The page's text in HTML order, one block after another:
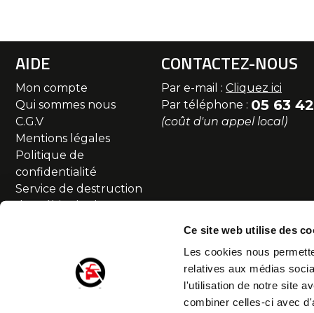
Ce site web utilise des
Les cookies nous
relatives aux médias
l'utilisation de notre site
combiner celles-ci avec
AIDE
Mon compte
Qui sommes nous
C.G.V
Mentions légales
Politique de
confidentialité
Service de destruction
des véhicules hors
SAV et Retour
Partenaires
Accessibilité numérique
CONTACTEZ-NOUS
Par e-mail : Cliquez ici
Par téléphone : 05 63
(coût d'un appel local)